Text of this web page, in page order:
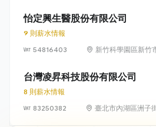
怡定興生醫股份有限公司
9 則薪水情報
54816403
新竹科學園區新竹
台灣凌昇科技股份有限公司
8 則薪水情報
83250382
臺北市內湖區洲子